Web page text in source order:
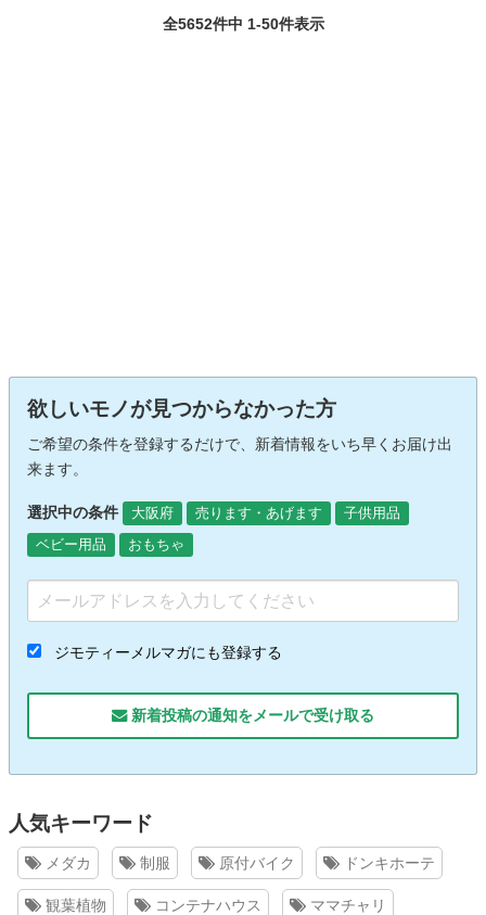
全5652件中 1-50件表示
欲しいモノが見つからなかった方
ご希望の条件を登録するだけで、新着情報をいち早くお届け出
来ます。
選択中の条件 大阪府 売ります・あげます
子供用品
ベビー用品
おもちゃ
ジモティーメルマガにも登録する
新着投稿の通知をメールで受け取る
人気キーワード
メダカ 制服 原付バイク ドンキホーテ
観葉植物 コンテナハウス ママチャリ